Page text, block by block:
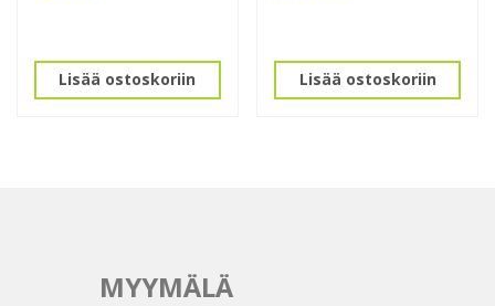
Lisää ostoskoriin Lisää ostoskoriin
MYYMÄLÄ